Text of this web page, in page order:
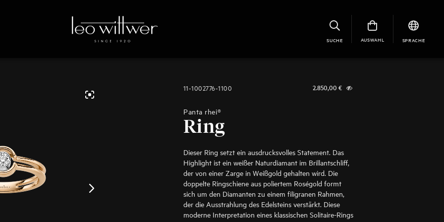
SUCHE AUSWAHL SPRACHE
11-1002776-1100 2.850,00 €
Panta rhei®
Ring
Dieser Ring setzt ein ausdrucksvolles Statement. Das
Highlight ist ein weißer Naturdiamant im Brillantschliff,
der von einer Zarge in Weißgold gehalten wird. Die
doppelte Ringschiene aus poliertem Roségold formt
sich um den Diamanten zu einem filigranen Rahmen,
der die Ausstrahlung des Edelsteins verstärkt. Diese
moderne Interpretation eines klassischen Solitaire-Rings